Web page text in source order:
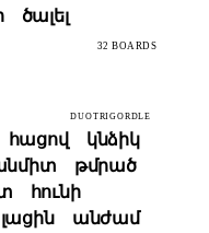
ծալել
32 BOARDS
DUOTRIGORDLE
հացով
կնձիկ
թմրած
հունի
լացին
անժամ